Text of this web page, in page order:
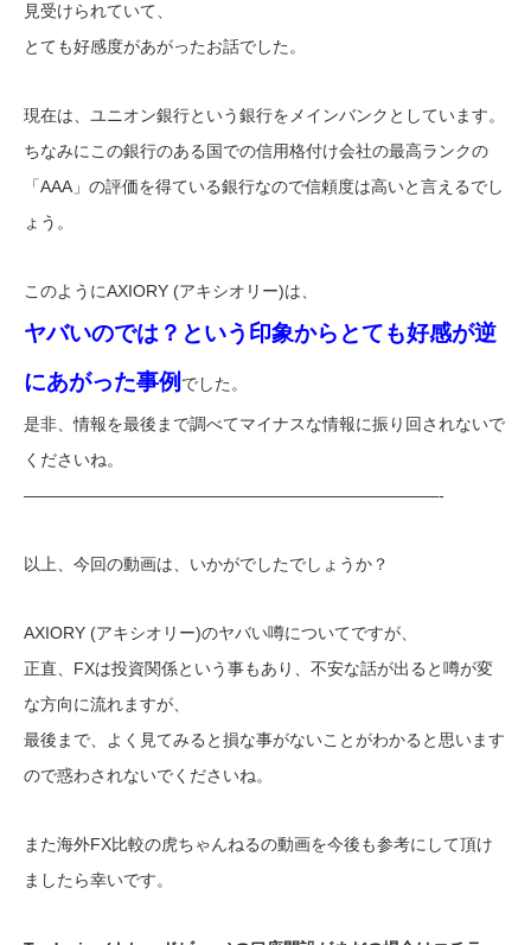
見受けられていて、
とても好感度があがったお話でした。
現在は、ユニオン銀行という銀行をメインバンクとしています。
ちなみにこの銀行のある国での信用格付け会社の最高ランクの
「AAA」の評価を得ている銀行なので信頼度は高いと言えるでし
ょう。
このようにAXIORY (アキシオリー)は、
ヤバいのでは？という印象からとても好感が逆
にあがった事例 でした。
是非、情報を最後まで調べてマイナスな情報に振り回されないで
くださいね。
—————————————————————————-
以上、今回の動画は、いかがでしたでしょうか？
AXIORY (アキシオリー)のヤバい噂についてですが、
正直、FXは投資関係という事もあり、不安な話が出ると噂が変
な方向に流れますが、
最後まで、よく見てみると損な事がないことがわかると思います
ので惑わされないでくださいね。
また海外FX比較の虎ちゃんねるの動画を今後も参考にして頂け
ましたら幸いです。